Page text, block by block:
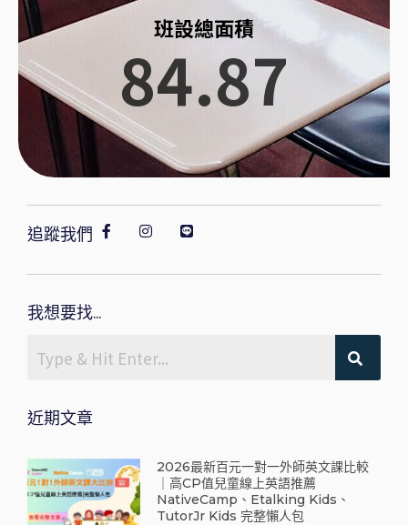
班設總面積
84.87
追蹤我們
我想要找...
近期文章
2026最新百元一對一外師英文課比較
｜高CP值兒童線上英語推薦
NativeCamp、Etalking Kids、
TutorJr Kids 完整懶人包